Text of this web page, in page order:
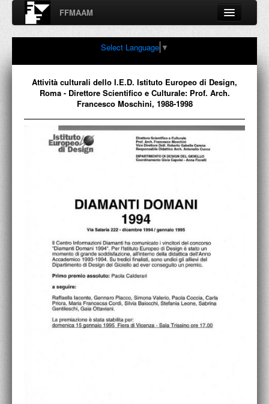
FFMAAM
Fondo Francesco Moschini
A.A.M. Architettura Arte Moderna
Percorsi, nodi, sconfinamenti e contaminazioni tra Arte,
FFMAAM
FRANCESCO MOSCHINI
CONFERENZE
COLLEZIONE
ACCADEMIA NAZIONALE DI SAN LUCA
I.E.D. / ROMA
POLITECNICO DI BARI
Select Language ▼
Attività culturali dello I.E.D. Istituto Europeo di Design,
Roma - Direttore Scientifico e Culturale: Prof. Arch.
Francesco Moschini, 1988-1998